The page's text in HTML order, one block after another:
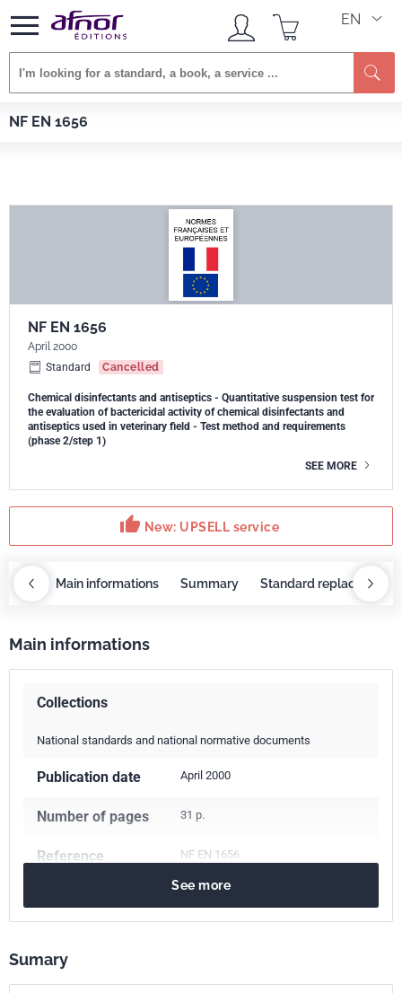
EN
NF EN 1656
Afnor EDITIONS
NF EN 1656
April 2000
Standard
Cancelled
Chemical disinfectants and antiseptics - Quantitative suspension test for
the evaluation of bactericidal activity of chemical disinfectants and
antiseptics used in veterinary field - Test method and requirements
(phase 2/step 1)
SEE MORE
thumb_up New: UPSELL service
Main informations Summary Standard replaced by
Main informations
Collections
National standards and national normative documents
Publication date April 2000
Number of pages 31 p.
Reference NF EN 1656
Classification
See more
Sumary